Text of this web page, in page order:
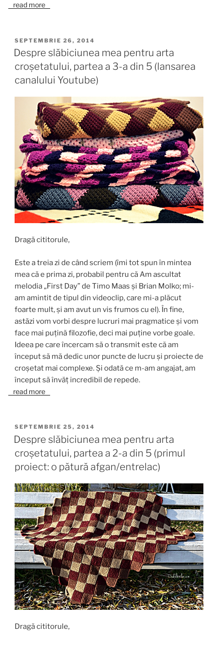
read more
PUBLICAT
PE
SEPTEMBRIE 26, 2014
Despre slăbiciunea mea pentru arta
croșetatului, partea a 3-a din 5 (lansarea
canalului Youtube)
Dragă cititorule,
Este a treia zi de când scriem (îmi tot spun în mintea
mea că e prima zi, probabil pentru că Am ascultat
melodia „First Day” de Timo Maas și Brian Molko; mi-
am amintit de tipul din videoclip, care mi-a plăcut
foarte mult, și am avut un vis frumos cu el). În fine,
astăzi vom vorbi despre lucruri mai pragmatice și vom
face mai puțină filozofie, deci mai puține vorbe goale.
Ideea pe care încercam să o transmit este că am
început să mă dedic unor puncte de lucru și proiecte de
croșetat mai complexe. Și odată ce m-am angajat, am
început să învăț incredibil de repede.
read more
PUBLICAT
PE
SEPTEMBRIE 25, 2014
Despre slăbiciunea mea pentru arta
croșetatului, partea a 2-a din 5 (primul
proiect: o pătură afgan/entrelac)
Dragă cititorule,